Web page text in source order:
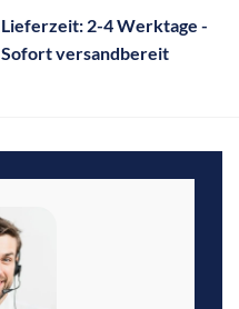
Lieferzeit: 2-4 Werktage -
Sofort versandbereit